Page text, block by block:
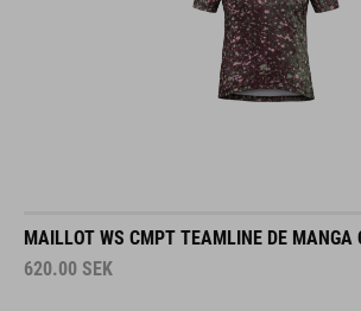
MAILLOT WS CMPT TEAMLINE DE MANGA
620.00 SEK